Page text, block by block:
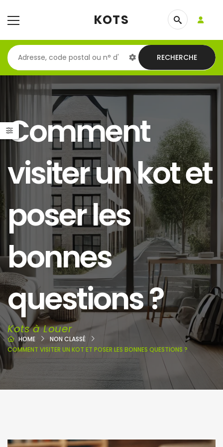
KOTS
RECHERCHE
Comment
visiter un kot et
poser les
bonnes
questions ?
Kots à Louer
HOME
NON CLASSÉ
COMMENT VISITER UN KOT ET POSER LES BONNES QUESTIONS ?